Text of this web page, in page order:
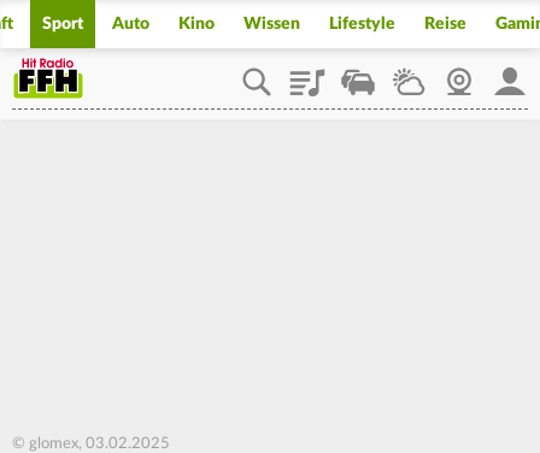
Sport Auto Kino Wissen Lifestyle Reise
PlaylistStaupilotWetterWebcam
© glomex, 03.02.2025